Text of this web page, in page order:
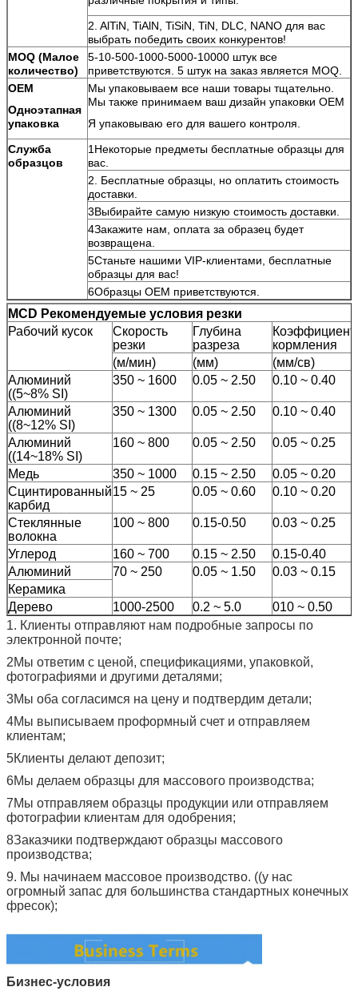
2. AlTiN, TiAlN, TiSiN, TiN, DLC, NANO для вас
выбрать победить своих конкурентов!
MOQ (Малое
количество)
5-10-500-1000-5000-10000 штук все
приветствуются. 5 штук на заказ является MOQ.
OEM
Одноэтапная
упаковка
Мы упаковываем все наши товары тщательно.
Мы также принимаем ваш дизайн упаковки OEM
Я упаковываю его для вашего контроля.
Служба
образцов
1Некоторые предметы бесплатные образцы для
вас.
2. Бесплатные образцы, но оплатить стоимость
доставки.
3Выбирайте самую низкую стоимость доставки.
4Закажите нам, оплата за образец будет
возвращена.
5Станьте нашими VIP-клиентами, бесплатные
образцы для вас!
6Образцы OEM приветствуются.
МCD Рекомендуемые условия резки
Рабочий кусок
Скорость
резки
Глубина
разреза
Коэффициент
кормления
(м/мин)
(мм)
(мм/св)
Алюминий
((5~8% SI)
350 ~ 1600 0.05 ~ 2.50 0.10 ~ 0.40
Алюминий
((8~12% SI)
350 ~ 1300 0.05 ~ 2.50 0.10 ~ 0.40
Алюминий
((14~18% SI)
160 ~ 800 0.05 ~ 2.50 0.05 ~ 0.25
Медь 350 ~ 1000 0.15 ~ 2.50
0.05 ~ 0.20
Сцинтированный
карбид
15 ~ 25 0.05 ~ 0.60 0.10 ~ 0.20
Стеклянные
волокна
100 ~ 800 0.15-0.50 0.03 ~ 0.25
Углерод 160 ~ 700 0.15 ~ 2.50
0.15-0.40
Алюминий
70 ~ 250 0.05 ~ 1.50
0.03 ~ 0.15
Керамика
Дерево
1000-2500 0.2 ~ 5.0
010 ~ 0.50
1. Клиенты отправляют нам подробные запросы по
электронной почте;
2Мы ответим с ценой, спецификациями, упаковкой,
фотографиями и другими деталями;
3Мы оба согласимся на цену и подтвердим детали;
4Мы выписываем проформный счет и отправляем
клиентам;
5Клиенты делают депозит;
6Мы делаем образцы для массового производства;
7Мы отправляем образцы продукции или отправляем
фотографии клиентам для одобрения;
8Заказчики подтверждают образцы массового
производства;
9. Мы начинаем массовое производство. ((у нас
огромный запас для большинства стандартных конечных
фресок);
Бизнес-условия